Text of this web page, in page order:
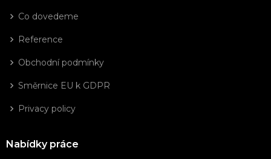
Co dovedeme
Reference
Obchodní podmínky
Směrnice EU k GDPR
Privacy policy
Nabídky práce